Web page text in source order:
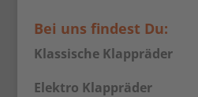
Bei uns findest Du:
Klassische Klappräder
Elektro Klappräder